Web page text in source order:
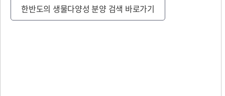
한반도의 생물다양성 분양 검색 바로가기